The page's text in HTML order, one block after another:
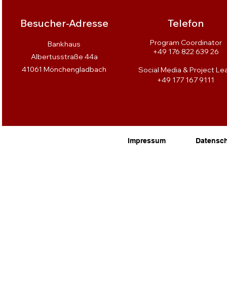
Besucher-Adresse
Bankhaus
Albertusstraße 44a
41061 Mönchengladbach
Telefon
Program Coordinator
+49 176 822 639 26
Social Media & Project
+49 177 167 9111
Impressum